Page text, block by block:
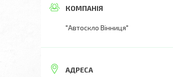
"Автоскло Вінниця"